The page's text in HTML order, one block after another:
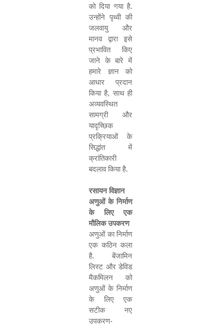
को दिया गया है.
उन्होंने पृथ्वी की
जलवायु और
मानव द्वारा इसे
प्रभावित किए
जाने के बारे में
हमारे ज्ञान को
आधार प्रदान
किया है, साथ ही
अव्यवस्थित
सामग्री और
यादृच्छिक
प्रक्रियाओं के
सिद्धांत में
क्रांतिकारी
बदलाव किया है.
रसायन विज्ञान
अणुओं के निर्माण
के लिए एक
मौलिक उपकरण
अणुओं का निर्माण
एक कठिन कला
है. बेंजामिन
लिस्ट और डेविड
मैकमिलन को
अणुओं के निर्माण
के लिए एक
सटीक नए
उपकरण-